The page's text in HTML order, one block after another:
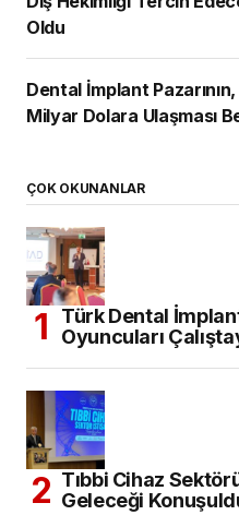
Oldu
Dental İmplant
Milyar Dolara Ulaşması
ÇOK OKUNANLAR
Türk Dental
Oyuncuları
Tıbbi Cihaz
Geleceği